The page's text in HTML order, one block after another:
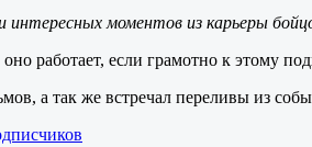
интересных моментов из карьеры
работает, если грамотно к этому
а так же встречал переливы из